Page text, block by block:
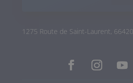
1275 Route de Saint-Laurent, 66420